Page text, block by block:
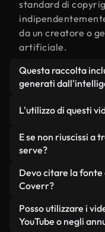
standard di
da un creatore o
artificiale.
Questa raccolta
generati
da filmati reali,
da video generati
video è
L'utilizzo di questi
Non se scegli le
Offriamo formati
mantengono alta
tempi di
come LCP.
E se non riuscissi a
serve?
Puoi crearne uno
Studio. Ti basta
secondi un video
i nostri standard
Devo citare la fonte
Coverr?
Non è richiesto
Tutti i video
Posso utilizzare i
YouTube o negli